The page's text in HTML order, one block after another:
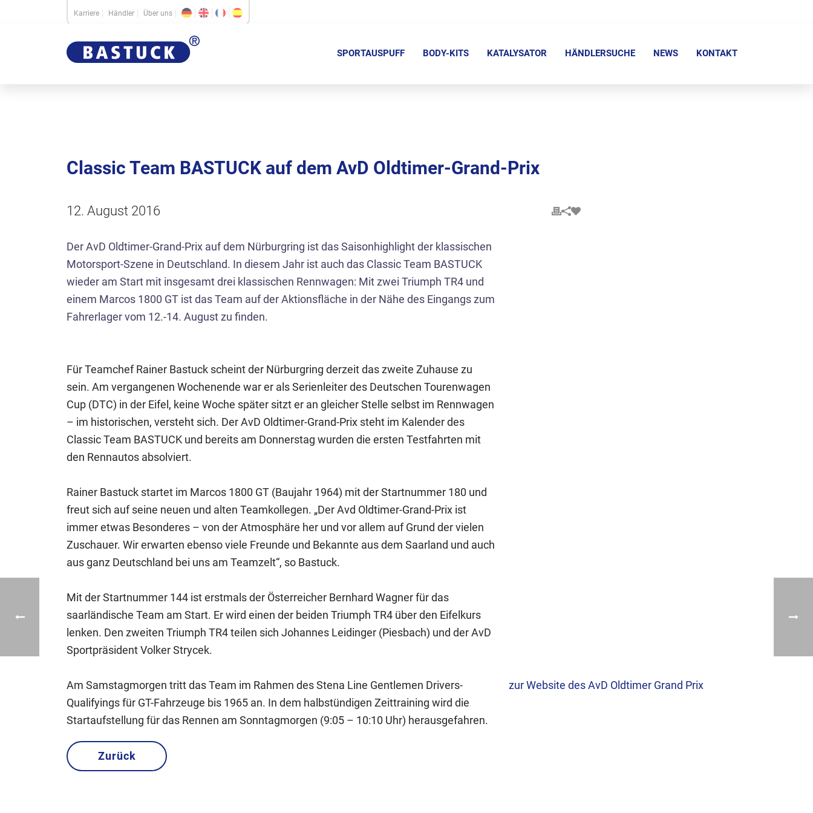
Karriere Händler Über uns
o
e
r
s
p
g
e
n
SPORTAUSPUFF BODY-KITS KATALYSATOR HÄNDLERSUCHE NEWS KONTAKT
Classic Team BASTUCK auf dem AvD Oldtimer-Grand-Prix
12. August 2016
Der AvD Oldtimer-Grand-Prix auf dem Nürburgring ist das Saisonhighlight der klassischen
Motorsport-Szene in Deutschland. In diesem Jahr ist auch das Classic Team BASTUCK
wieder am Start mit insgesamt drei klassischen Rennwagen: Mit zwei Triumph TR4 und
einem Marcos 1800 GT ist das Team auf der Aktionsfläche in der Nähe des Eingangs zum
Fahrerlager vom 12.-14. August zu finden.
Für Teamchef Rainer Bastuck scheint der Nürburgring derzeit das zweite Zuhause zu
sein. Am vergangenen Wochenende war er als Serienleiter des Deutschen Tourenwagen
Cup (DTC) in der Eifel, keine Woche später sitzt er an gleicher Stelle selbst im Rennwagen
– im historischen, versteht sich. Der AvD Oldtimer-Grand-Prix steht im Kalender des
Classic Team BASTUCK und bereits am Donnerstag wurden die ersten Testfahrten mit
den Rennautos absolviert.
Rainer Bastuck startet im Marcos 1800 GT (Baujahr 1964) mit der Startnummer 180 und
freut sich auf seine neuen und alten Teamkollegen. „Der Avd Oldtimer-Grand-Prix ist
immer etwas Besonderes – von der Atmosphäre her und vor allem auf Grund der vielen
Zuschauer. Wir erwarten ebenso viele Freunde und Bekannte aus dem Saarland und auch
aus ganz Deutschland bei uns am Teamzelt“, so Bastuck.
Mit der Startnummer 144 ist erstmals der Österreicher Bernhard Wagner für das
saarländische Team am Start. Er wird einen der beiden Triumph TR4 über den Eifelkurs
lenken. Den zweiten Triumph TR4 teilen sich Johannes Leidinger (Piesbach) und der AvD
Sportpräsident Volker Strycek.
Am Samstagmorgen tritt das Team im Rahmen des Stena Line Gentlemen Drivers-
Qualifyings für GT-Fahrzeuge bis 1965 an. In dem halbstündigen Zeittraining wird die
Startaufstellung für das Rennen am Sonntagmorgen (9:05 – 10:10 Uhr) herausgefahren.
zur Website des AvD Oldtimer Grand Prix
Zurück